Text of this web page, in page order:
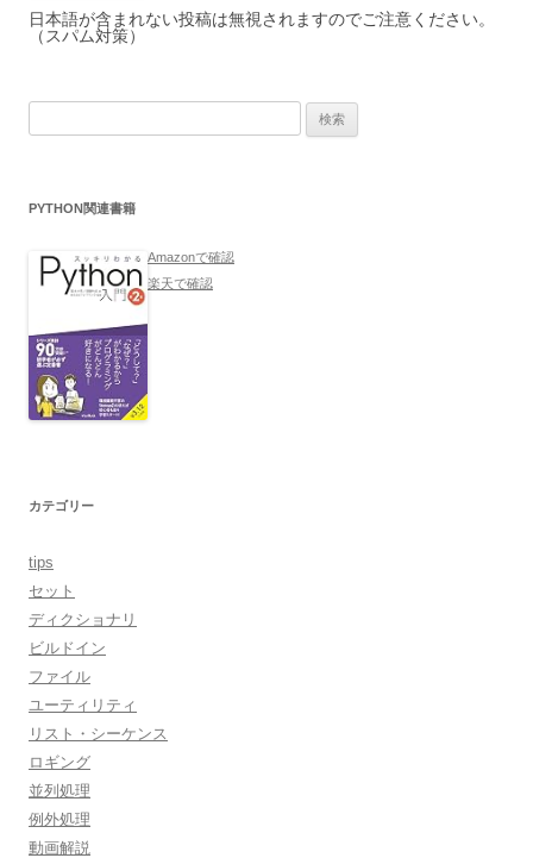
日本語が含まれない投稿は無視されますのでご注意ください。
（スパム対策）
PYTHON関連書籍
Amazonで確認
楽天で確認
カテゴリー
tips
セット
ディクショナリ
ビルドイン
ファイル
ユーティリティ
リスト・シーケンス
ロギング
並列処理
例外処理
動画解説